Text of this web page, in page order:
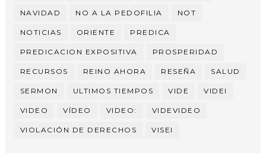
NAVIDAD NO A LA PEDOFILIA NOT
NOTICIAS ORIENTE PREDICA
PREDICACION EXPOSITIVA PROSPERIDAD
RECURSOS REINO AHORA RESEÑA SALUD
SERMON ULTIMOS TIEMPOS VIDE VIDEI
VIDEO VÍDEO VIDEO: VIDEVIDEO
VIOLACIÓN DE DERECHOS VISEI